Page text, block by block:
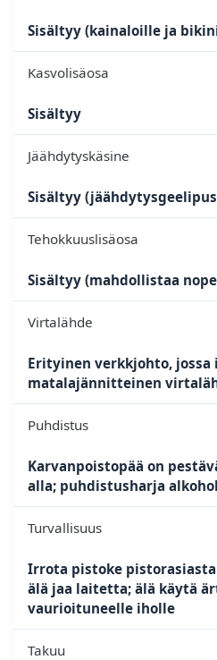
Sisältyy (kainaloille ja
Kasvolisäosa
Sisältyy
Jäähdytyskäsine
Sisältyy
Tehokkuuslisäosa
Sisältyy (mahdollistaa
Virtalähde
Erityinen verkkjohto,
matalajännitteinen
Puhdistus
Karvanpoistopää on
alla; puhdistusharja
Turvallisuus
Irrota pistoke
älä jaa laitetta; älä käytä
vaurioituneelle iholle
Takuu